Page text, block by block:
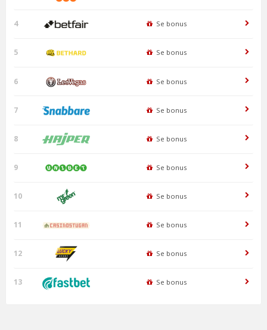
4 Se bonus
5 Se bonus
6 Se bonus
7 Se bonus
8 Se bonus
9 Se bonus
10 Se bonus
11 Se bonus
12 Se bonus
13 Se bonus